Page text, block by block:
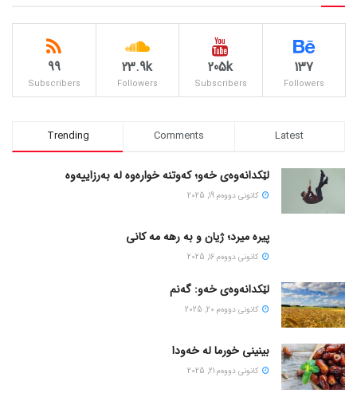
137
Followers
205k
Subscribers
23.9k
Followers
99
Subscribers
Trending Comments Latest
لێکدانەوەی خەو؛ کەوتنە خوارەوە لە بەرزاییەوە
كانونی دووه‌م 19, 2025
پیره میرد؛ ژیان و به رهه مه کانی
كانونی دووه‌م 16, 2025
لێکدانەوەی خەو: گەنم
كانونی دووه‌م 20, 2025
بینینی خورما لە خەودا
كانونی دووه‌م 21, 2025